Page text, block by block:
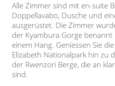
Alle Zimmer sind mit en-suite
Doppellavabo, Dusche und
ausgerüstet. Die Zimmer
der Kyambura Gorge
einem Hang. Geniessen Sie
Elizabeth Nationalpark hin zu
der Rwenzori Berge, die an
sind.